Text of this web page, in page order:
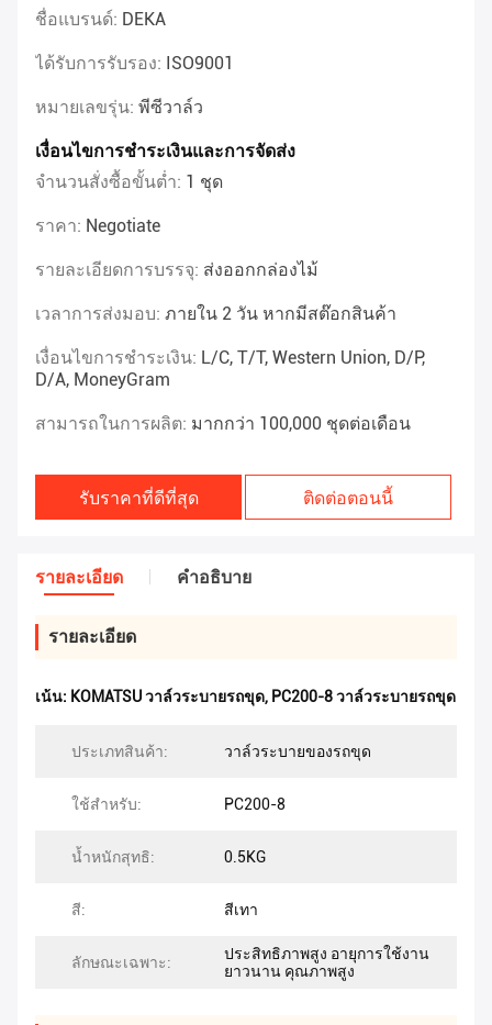
ชื่อแบรนด์: DEKA
ได้รับการรับรอง: ISO9001
หมายเลขรุ่น: พีซีวาล์ว
เงื่อนไขการชำระเงินและการจัดส่ง
จำนวนสั่งซื้อขั้นต่ำ: 1 ชุด
ราคา: Negotiate
รายละเอียดการบรรจุ: ส่งออกกล่องไม้
เวลาการส่งมอบ: ภายใน 2 วัน หากมีสต๊อกสินค้า
เงื่อนไขการชำระเงิน: L/C, T/T, Western Union, D/P,
D/A, MoneyGram
สามารถในการผลิต: มากกว่า 100,000 ชุดต่อเดือน
รับราคาที่ดีที่สุด ติดต่อตอนนี้
รายละเอียด คําอธิบาย
รายละเอียด
เน้น: KOMATSU วาล์วระบายรถขุด, PC200-8 วาล์วระบายรถขุด
ประเภทสินค้า: วาล์วระบายของรถขุด
ใช้สำหรับ: PC200-8
น้ำหนักสุทธิ: 0.5KG
สี: สีเทา
ลักษณะเฉพาะ:
ประสิทธิภาพสูง อายุการใช้งาน
ยาวนาน คุณภาพสูง